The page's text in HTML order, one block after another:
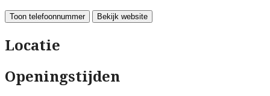
Toon telefoonnummer Bekijk website
Locatie
Openingstijden